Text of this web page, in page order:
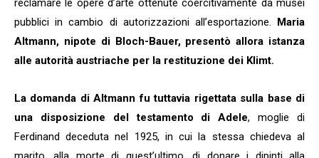
reclamare le opere d’arte ottenute coercitivamente da musei
pubblici in cambio di autorizzazioni all’esportazione.
Maria
Altmann, nipote di Bloch-Bauer, presentò allora istanza
alle autorità austriache per la restituzione dei Klimt.
La domanda di Altmann fu tuttavia rigettata sulla base di
una disposizione del testamento di Adele, moglie di
Ferdinand deceduta nel 1925, in cui la stessa chiedeva al